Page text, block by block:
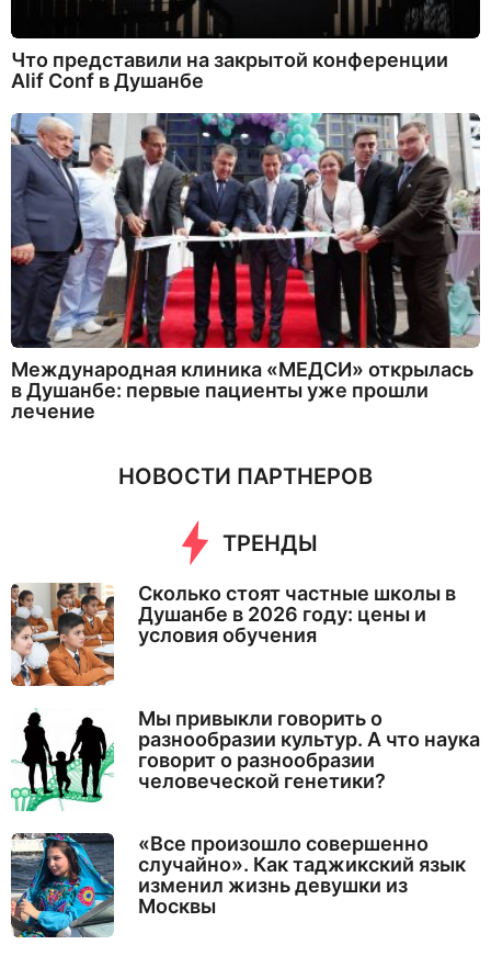
Что представили на закрытой конференции
Alif Conf в Душанбе
Международная клиника «МЕДСИ» открылась
в Душанбе: первые пациенты уже прошли
лечение
НОВОСТИ ПАРТНЕРОВ
ТРЕНДЫ
Сколько стоят частные школы в
Душанбе в 2026 году: цены и
условия обучения
Мы привыкли говорить о
разнообразии культур. А что наука
говорит о разнообразии
человеческой генетики?
«Все произошло совершенно
случайно». Как таджикский язык
изменил жизнь девушки из
Москвы